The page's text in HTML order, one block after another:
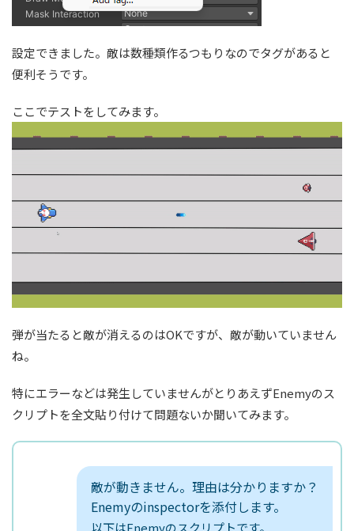
設定できました。敵は数種類作るつもりなのでタグがあると
便利そうです。
ここでテストをしてみます。
弾が当たると敵が消えるのはOKですが、敵が動いていません
ね。
特にエラーなどは発生していませんがとりあえずEnemyのス
クリプトを全文貼り付けて問題ないか聞いてみます。
敵が動きません。理由は分かりますか？
Enemyのinspectorを添付します。
以下はEnemyのスクリプトです。